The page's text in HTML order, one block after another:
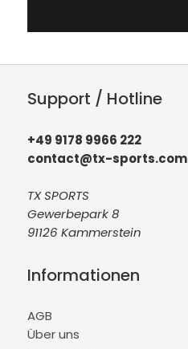
Support / Hotline
+49 9178 9966 222
contact@tx-sports.com
TX SPORTS
Gewerbepark 8
91126 Kammerstein
Informationen
AGB
Über uns